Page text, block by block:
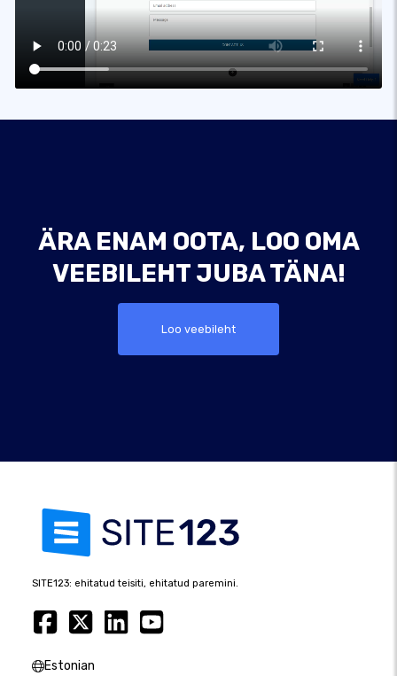
ÄRA ENAM OOTA, LOO OMA
VEEBILEHT JUBA TÄNA!
Loo veebileht
SITE123: ehitatud teisiti, ehitatud paremini.
Estonian